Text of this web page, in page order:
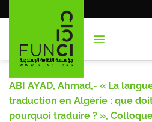
al
ABI AYAD, Ahmad,- « La
traduction en Algérie : que
pourquoi traduire ? »,